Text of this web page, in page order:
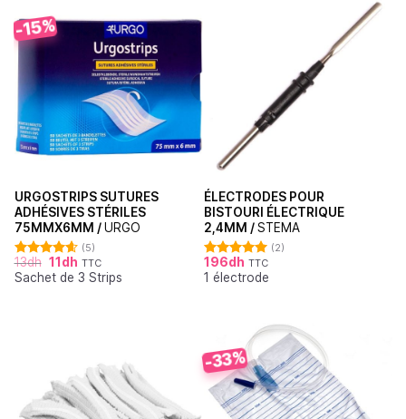
-15%
URGOSTRIPS SUTURES
ADHÉSIVES STÉRILES
75MMX6MM /URGO
Note
4.60
sur 5
(5)
13dh 11 dh TTC
Sachet de 3 Strips
ÉLECTRODES POUR
BISTOURI ÉLECTRIQUE
2,4MM /STEMA
Note5.00
sur 5
(2)
196dh TTC
1 électrode
-33%